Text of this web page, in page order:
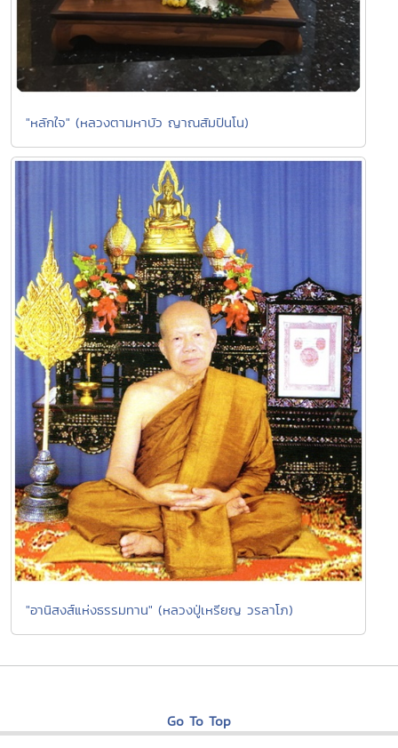
"หลักใจ" (หลวงตามหาบัว ญาณสัมปันโน)
"อานิสงส์แห่งธรรมทาน" (หลวงปู่เหรียญ วรลาโภ)
Go To Top